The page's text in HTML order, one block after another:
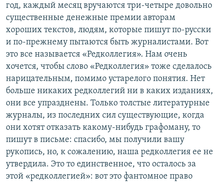
год, каждый месяц вручаются три-четыре довольно
существенные денежные премии авторам
хороших текстов, людям, которые пишут по-русски
и по-прежнему пытаются быть журналистами. Вот
это все называется «Редколлегия». Нам очень
хочется, чтобы слово «Редколлегия» тоже сделалось
нарицательным, помимо устарелого понятия. Нет
больше никаких редколлегий ни в каких изданиях,
они все упразднены. Только толстые литературные
журналы, из последних сил существующие, когда
они хотят отказать какому-нибудь графоману, то
пишут в письме: спасибо, мы получили вашу
рукопись, но, к сожалению, наша редколлегия ее не
утвердила. Это то единственное, что осталось за
этой «редколлегией»: вот это фантомное право